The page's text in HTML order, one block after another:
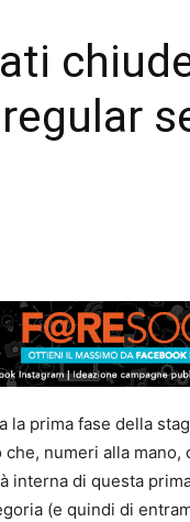
la prima fase della
che, numeri alla
interna di questa
(e quindi di